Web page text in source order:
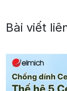
Bài viết